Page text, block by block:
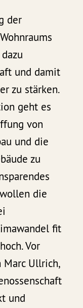
der
und damit
zu stärken.
geht es
von
und die
zu
die
fit
Vor
Ullrich,
und